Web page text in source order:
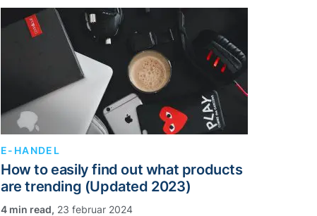
E-HANDEL
How to easily find out what products
are trending (Updated 2023)
, 23 februar 2024